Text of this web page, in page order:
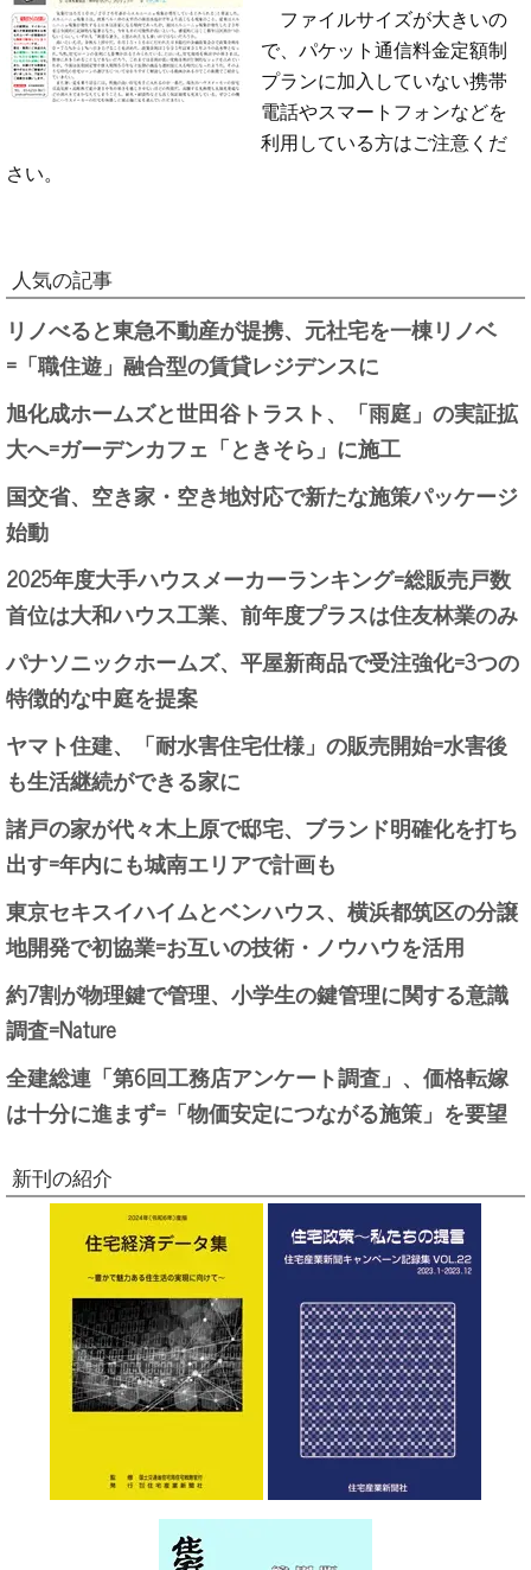
ファイルサイズが大きいの
で、パケット通信料金定額制
プランに加入していない携帯
電話やスマートフォンなどを
利用している方はご注意くだ
さい。
人気の記事
リノべると東急不動産が提携、元社宅を一棟リノベ
=「職住遊」融合型の賃貸レジデンスに
旭化成ホームズと世田谷トラスト、「雨庭」の実証拡
大へ=ガーデンカフェ「ときそら」に施工
国交省、空き家・空き地対応で新たな施策パッケージ
始動
2025年度大手ハウスメーカーランキング=総販売戸数
首位は大和ハウス工業、前年度プラスは住友林業のみ
パナソニックホームズ、平屋新商品で受注強化=3つの
特徴的な中庭を提案
ヤマト住建、「耐水害住宅仕様」の販売開始=水害後
も生活継続ができる家に
諸戸の家が代々木上原で邸宅、ブランド明確化を打ち
出す=年内にも城南エリアで計画も
東京セキスイハイムとベンハウス、横浜都筑区の分譲
地開発で初協業=お互いの技術・ノウハウを活用
約7割が物理鍵で管理、小学生の鍵管理に関する意識
調査=Nature
全建総連「第6回工務店アンケート調査」、価格転嫁
は十分に進まず=「物価安定につながる施策」を要望
新刊の紹介